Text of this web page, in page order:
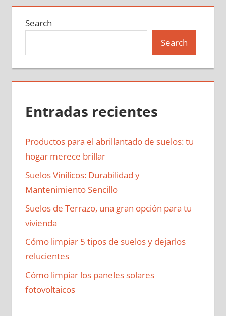
Search
Search
Entradas recientes
Productos para el abrillantado de suelos: tu
hogar merece brillar
Suelos Vinílicos: Durabilidad y
Mantenimiento Sencillo
Suelos de Terrazo, una gran opción para tu
vivienda
Cómo limpiar 5 tipos de suelos y dejarlos
relucientes
Cómo limpiar los paneles solares
fotovoltaicos